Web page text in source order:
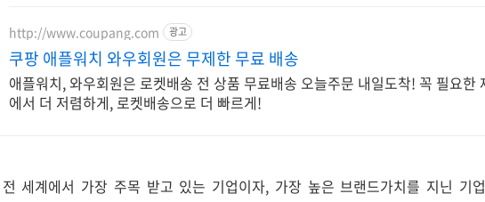
http://www.coupang.com 광고
쿠팡 애플워치 와우회원은 무제한 무료 배송
애플워치, 와우회원은 로켓배송 전 상품 무료배송 오늘주문 내일도착! 꼭 필요한
에서 더 저렴하게, 로켓배송으로 더 빠르게!
전 세계에서 가장 주목 받고 있는 기업이자, 가장 높은 브랜드가치를 지닌 기